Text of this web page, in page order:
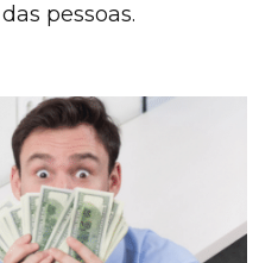
pessoas.